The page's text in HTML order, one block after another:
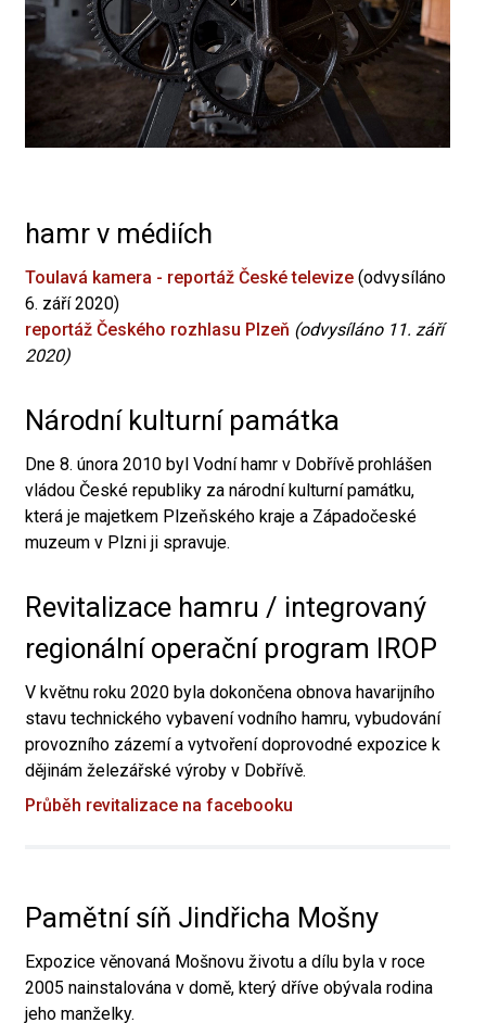
hamr v médiích
Toulavá kamera - reportáž České televize (odvysíláno
6. září 2020)
reportáž Českého rozhlasu Plzeň (odvysíláno 11. září
2020)
Národní kulturní památka
Dne 8. února 2010 byl Vodní hamr v Dobřívě prohlášen
vládou České republiky za národní kulturní památku,
která je majetkem Plzeňského kraje a Západočeské
muzeum v Plzni ji spravuje.
Revitalizace hamru / integrovaný
regionální operační program IROP
V květnu roku 2020 byla dokončena obnova havarijního
stavu technického vybavení vodního hamru, vybudování
provozního zázemí a vytvoření doprovodné expozice k
dějinám železářské výroby v Dobřívě.
Průběh revitalizace na facebooku
Pamětní síň Jindřicha Mošny
Expozice věnovaná Mošnovu životu a dílu byla v roce
2005 nainstalována v domě, který dříve obývala rodina
jeho manželky.